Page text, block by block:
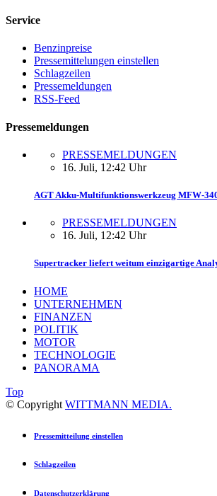
Service
Benzinpreise
Pressemittelungen einstellen
Schlagzeilen
Pressemeldungen
RSS-Feed
Pressemeldungen
PRESSEMELDUNGEN
16. Juli, 12:42 Uhr
AGT Akku-Multifunktionswerkzeug MFW-
PRESSEMELDUNGEN
16. Juli, 12:42 Uhr
Supertracker liefert weitum einzigartige
HOME
UNTERNEHMEN
FINANZEN
POLITIK
MOTOR
TECHNOLOGIE
PANORAMA
Top
© Copyright WITTMANN MEDIA.
Pressemitteilung einstellen
Schlagzeilen
Datenschutzerklärung